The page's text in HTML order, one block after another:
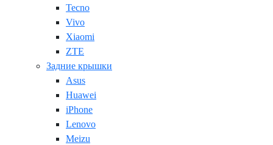
Tecno
Vivo
Xiaomi
ZTE
Задние крышки
Asus
Huawei
iPhone
Lenovo
Meizu